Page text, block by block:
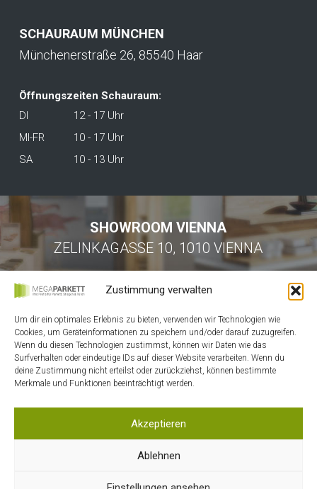
Zustimmung verwalten
Um dir ein optimales Erlebnis zu bieten, verwenden wir Technologien wie
Cookies, um Geräteinformationen zu speichern und/oder darauf zuzugreifen.
Wenn du diesen Technologien zustimmst, können wir Daten wie das
Surfverhalten oder eindeutige IDs auf dieser Website verarbeiten. Wenn du
deine Zustimmung nicht erteilst oder zurückziehst, können bestimmte
Merkmale und Funktionen beeinträchtigt werden.
Akzeptieren
Ablehnen
SCHAURAUM MÜNCHEN
Münchenerstraße 26, 85540 Haar
Öffnungszeiten Schauraum:
DI
12 - 17 Uhr
MI-FR
10 - 17 Uhr
SA
10 - 13 Uhr
SHOWROOM VIENNA
ZELINKAGASSE 10, 1010 VIENNA
HOME
KONTAKT
MEIN ACCOUNT
WARENKORB
DATENSCHUTZ